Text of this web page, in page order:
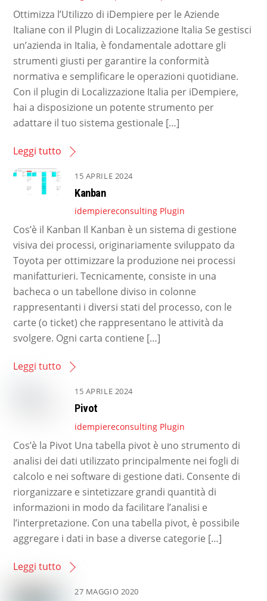
Ottimizza l’Utilizzo di iDempiere per le Aziende
Italiane con il Plugin di Localizzazione Italia Se gestisci
un’azienda in Italia, è fondamentale adottare gli
strumenti giusti per garantire la conformità
normativa e semplificare le operazioni quotidiane.
Con il plugin di Localizzazione Italia per iDempiere,
hai a disposizione un potente strumento per
adattare il tuo sistema gestionale […]
Leggi tutto
15 APRILE 2024
Kanban
idempiereconsulting Plugin
Cos’è il Kanban Il Kanban è un sistema di gestione
visiva dei processi, originariamente sviluppato da
Toyota per ottimizzare la produzione nei processi
manifatturieri. Tecnicamente, consiste in una
bacheca o un tabellone diviso in colonne
rappresentanti i diversi stati del processo, con le
carte (o ticket) che rappresentano le attività da
svolgere. Ogni carta contiene […]
Leggi tutto
15 APRILE 2024
Pivot
idempiereconsulting Plugin
Cos’è la Pivot Una tabella pivot è uno strumento di
analisi dei dati utilizzato principalmente nei fogli di
calcolo e nei software di gestione dati. Consente di
riorganizzare e sintetizzare grandi quantità di
informazioni in modo da facilitare l’analisi e
l’interpretazione. Con una tabella pivot, è possibile
aggregare i dati in base a diverse categorie […]
Leggi tutto
27 MAGGIO 2020